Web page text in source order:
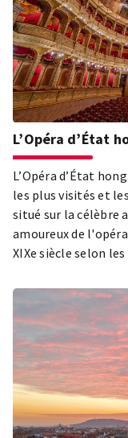
L’Opéra d’État
L’Opéra d’État
les plus visités et
situé sur la célèbre
amoureux de
XIXe siècle selon